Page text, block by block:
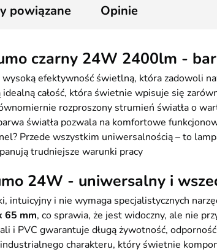
powiązane Opinie
czarny 24W 2400lm -
efektywność świetlną, która zadowoli
całość, która świetnie wpisuje się
rozproszony strumień światła o
światła pozwala na komfortowe
Przede wszystkim uniwersalnością – to
trudniejsze warunki pracy
24W - uniwersalny i
intuicyjny i nie wymaga specjalistycznych
65 mm, co sprawia, że jest widoczny, ale nie
i PVC gwarantuje długą żywotność,
charakteru, który świetnie